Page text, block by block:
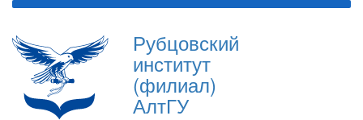
Рубцовский
институт
(филиал)
АлтГУ